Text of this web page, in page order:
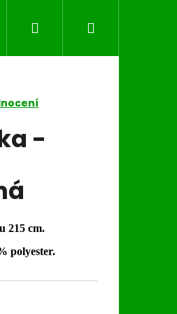
na polštáře
PřihlášeníNákupní
-
215 cm.
polyester.